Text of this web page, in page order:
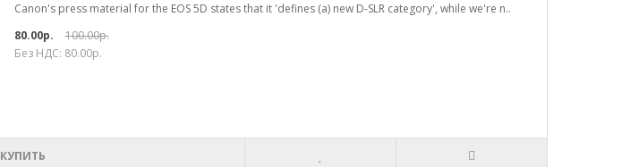
Canon's press material for the EOS 5D states that it 'defines (a) new D-SLR category', while we're n..
80.00р.
100.00р.
Без НДС: 80.00р.
КУПИТЬ